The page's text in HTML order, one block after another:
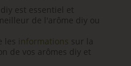
est essentiel et
de l'arôme diy ou
les informations sur la
de vos arômes diy et